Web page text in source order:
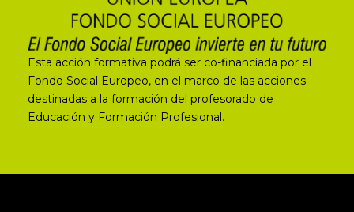
Esta acción formativa podrá ser co-financiada por el
Fondo Social Europeo, en el marco de las acciones
destinadas a la formación del profesorado de
Educación y Formación Profesional.